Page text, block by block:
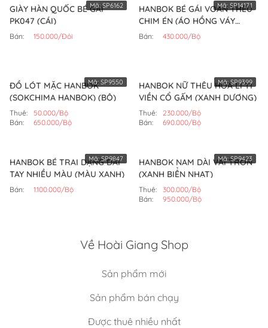
GIÀY HÀN QUỐC BÉ GÁI
PK047 (CÁI)
Bán: 150.000/Đôi
Mã:SP6162
HANBOK BÉ GÁI VOAN THÊU
CHIM ÉN (ÁO HỒNG VÁY
HỒNG SEN)
Bán: 430.000/Bộ
Mã: SP14171
ĐỒ LÓT MẶC HANBOK
(SOKCHIMA HANBOK) (BỘ)
Thuê:
50.000/Bộ
Bán:
650.000/Bộ
Mã: SP9550
HANBOK NỮ THÊU HOA LI TI
VIỀN CỔ GẤM (XANH DƯƠNG)
Thuê:
230.000/Bộ
Bán:
690.000/Bộ
Mã:SP9399
HANBOK BÉ TRAI DẠNG DÀI
TAY NHIỀU MÀU (MÀU XANH)
Bán: 1.100.000/Bộ
Mã:SP9847
HANBOK NAM DÀI VẢI TRƠN
(XANH BIỂN NHẠT)
Thuê:
300.000/Bộ
Bán:
950.000/Bộ
Mã:SP9423
Về Hoài Giang Shop
Sản phẩm mới
Sản phẩm bán chạy
Được thuê nhiều nhất